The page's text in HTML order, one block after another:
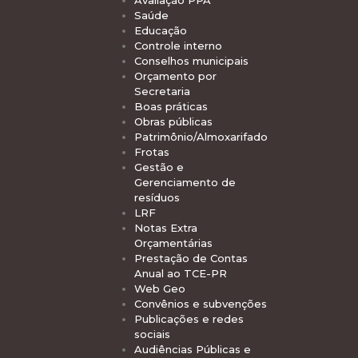
Saúde
Educação
Controle interno
Conselhos municipais
Orçamento por
Secretaria
Boas práticas
Obras públicas
Patrimônio/Almoxarifado
Frotas
Gestão e
Gerenciamento de
resíduos
LRF
Notas Extra
Orçamentárias
Prestação de Contas
Anual ao TCE-PR
Web Geo
Convênios e subvenções
Publicações e redes
sociais
Audiências Públicas e